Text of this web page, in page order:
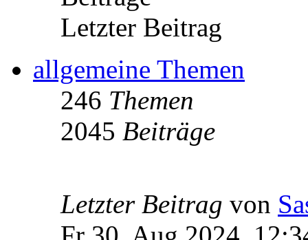
Letzter Beitrag
allgemeine Themen
246 Themen
2045 Beiträge
Letzter Beitrag von